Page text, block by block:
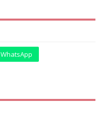
WhatsApp